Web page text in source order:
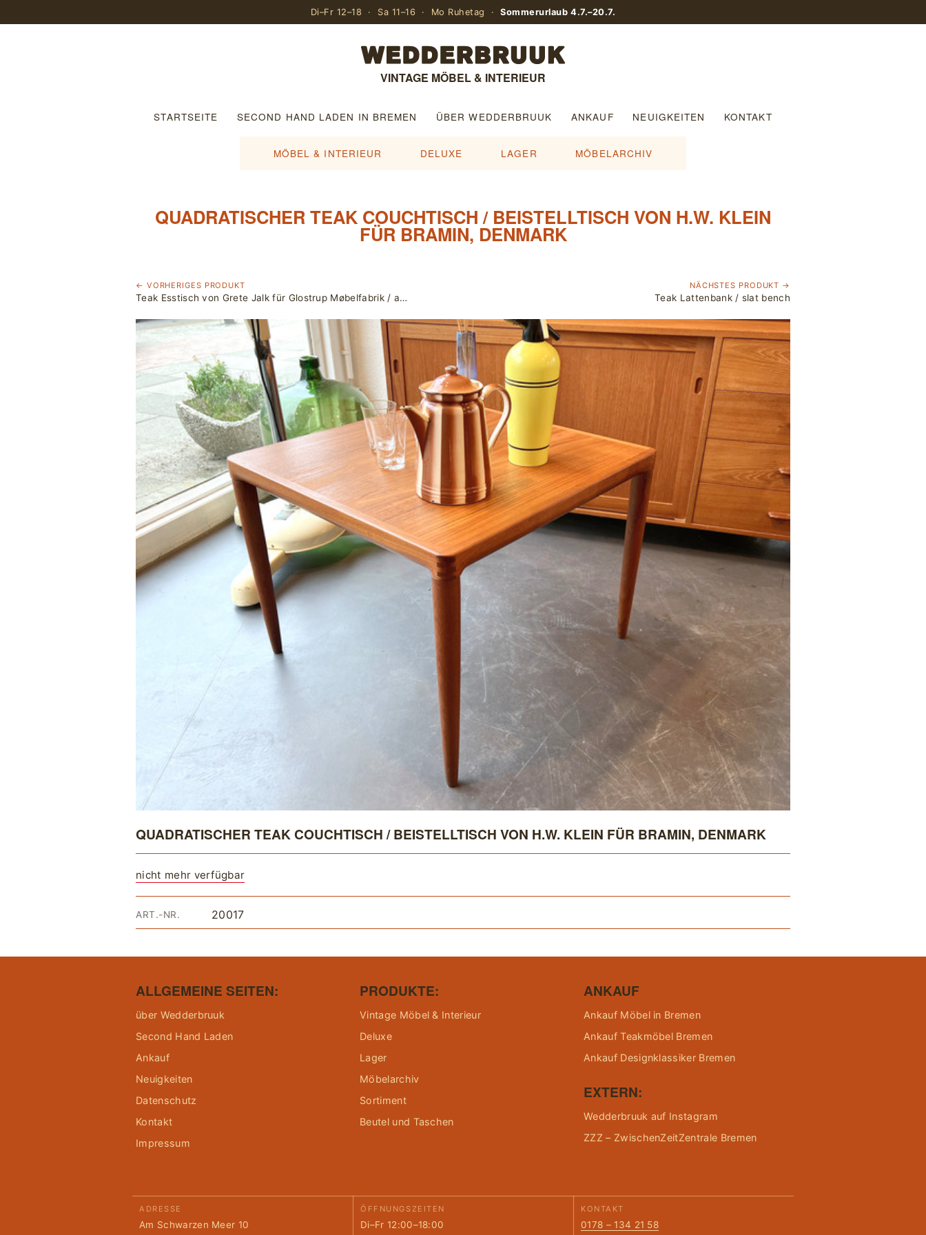
Di–Fr 12–18 · Sa 11–16 · Mo Ruhetag ·Sommerurlaub 4.7.–20.7.
VINTAGE MÖBEL & INTERIEUR
STARTSEITE SECOND HAND LADEN IN BREMEN ÜBER WEDDERBRUUK ANKAUF NEUIGKEITEN KONTAKT
MÖBEL & INTERIEUR DELUXE LAGER MÖBELARCHIV
QUADRATISCHER TEAK COUCHTISCH / BEISTELLTISCH VON H.W. KLEIN
FÜR BRAMIN, DENMARK
← VORHERIGES PRODUKT
Teak Esstisch von Grete Jalk für Glostrup Møbelfabrik / ausziehbar
NÄCHSTES PRODUKT →
Teak Lattenbank / slat bench
QUADRATISCHER TEAK COUCHTISCH / BEISTELLTISCH VON H.W. KLEIN FÜR BRAMIN, DENMARK
nicht mehr verfügbar
ART.-NR. 20017
ALLGEMEINE SEITEN:
über Wedderbruuk
Second Hand Laden
Ankauf
Neuigkeiten
Datenschutz
Kontakt
Impressum
PRODUKTE:
Vintage Möbel & Interieur
Deluxe
Lager
Möbelarchiv
Sortiment
Beutel und Taschen
ANKAUF
Ankauf Möbel in Bremen
Ankauf Teakmöbel Bremen
Ankauf Designklassiker Bremen
EXTERN:
Wedderbruuk auf Instagram
ZZZ – ZwischenZeitZentrale Bremen
ADRESSE
Am Schwarzen Meer 10
ÖFFNUNGSZEITEN
Di–Fr 12:00–18:00
KONTAKT
0178 – 134 21 58